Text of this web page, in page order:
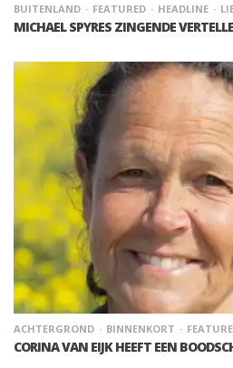
BUITENLAND FEATURED HEADLINE
MICHAEL SPYRES ZINGENDE
ACHTERGROND BINNENKORT
CORINA VAN EIJK HEEFT EEN